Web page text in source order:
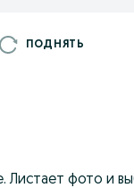
ПОДНЯТЬ
Листает фото и